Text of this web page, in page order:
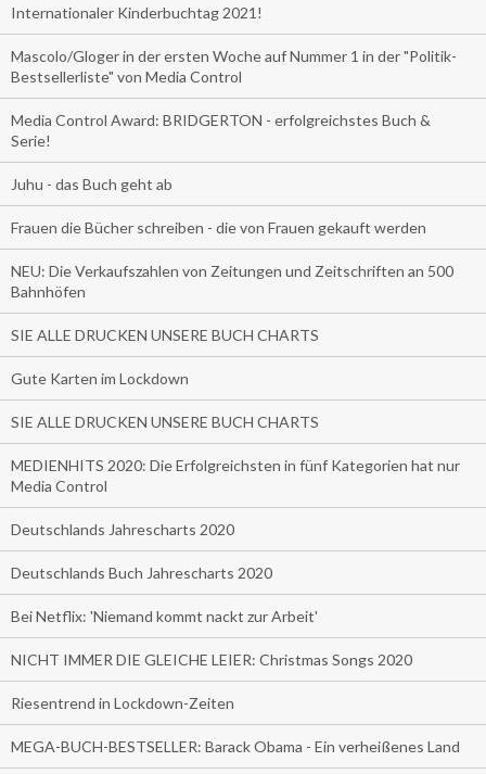
Internationaler Kinderbuchtag 2021!
Mascolo/Gloger in der ersten Woche auf Nummer 1 in der "Politik-
Bestsellerliste" von Media Control
Media Control Award: BRIDGERTON - erfolgreichstes Buch &
Serie!
Juhu - das Buch geht ab
Frauen die Bücher schreiben - die von Frauen gekauft werden
NEU: Die Verkaufszahlen von Zeitungen und Zeitschriften an 500
Bahnhöfen
SIE ALLE DRUCKEN UNSERE BUCH CHARTS
Gute Karten im Lockdown
SIE ALLE DRUCKEN UNSERE BUCH CHARTS
MEDIENHITS 2020: Die Erfolgreichsten in fünf Kategorien hat nur
Media Control
Deutschlands Jahrescharts 2020
Deutschlands Buch Jahrescharts 2020
Bei Netflix: 'Niemand kommt nackt zur Arbeit'
NICHT IMMER DIE GLEICHE LEIER: Christmas Songs 2020
Riesentrend in Lockdown-Zeiten
MEGA-BUCH-BESTSELLER: Barack Obama - Ein verheißenes Land